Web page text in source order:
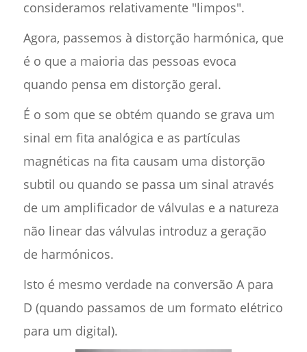
consideramos relativamente "limpos".
Agora, passemos à distorção harmónica, que
é o que a maioria das pessoas evoca
quando pensa em distorção geral.
É o som que se obtém quando se grava um
sinal em fita analógica e as partículas
magnéticas na fita causam uma distorção
subtil ou quando se passa um sinal através
de um amplificador de válvulas e a natureza
não linear das válvulas introduz a geração
de harmónicos.
Isto é mesmo verdade na conversão A para
D (quando passamos de um formato elétrico
para um digital).